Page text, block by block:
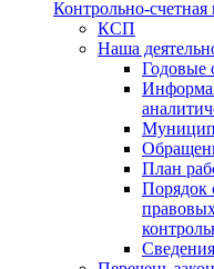
Контрольно-счетная
КСП
Наша
Годовые
План
Порядок